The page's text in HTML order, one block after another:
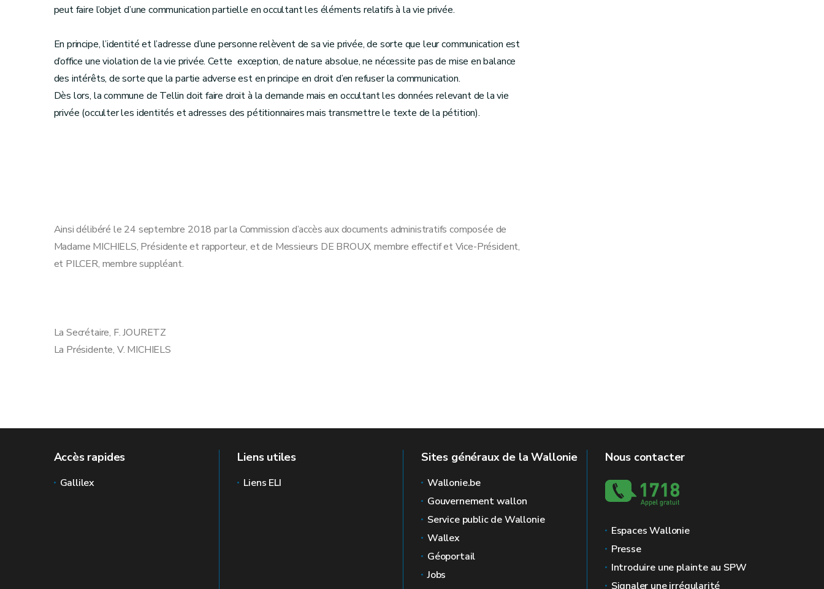
peut faire l’objet d’une communication partielle en occultant les éléments relatifs à la vie privée.
En principe, l’identité et l’adresse d’une personne relèvent de sa vie privée, de sorte que leur communication est
d’office une violation de la vie privée. Cette exception, de nature absolue, ne nécessite pas de mise en balance
des intérêts, de sorte que la partie adverse est en principe en droit d’en refuser la communication.
Dès lors, la commune de Tellin doit faire droit à la demande mais en occultant les données relevant de la vie
privée (occulter les identités et adresses des pétitionnaires mais transmettre le texte de la pétition).
Ainsi délibéré le 24 septembre 2018 par la Commission d’accès aux documents administratifs composée de
Madame MICHIELS, Présidente et rapporteur, et de Messieurs DE BROUX, membre effectif et Vice-Président,
et PILCER, membre suppléant.
La Secrétaire, F. JOURETZ
La Présidente, V. MICHIELS
Accès rapides
Gallilex
Liens utiles
Liens ELI
Sites généraux de la Wallonie
Wallonie.be
Gouvernement wallon
Service public de Wallonie
Wallex
Géoportail
Jobs
Nous contacter
Espaces Wallonie
Presse
Introduire une plainte au SPW
Signaler une irrégularité